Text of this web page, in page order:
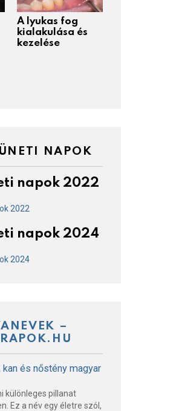
A lyukas fog
kialakulása és
kezelése
NAPOK
napok 2022
napok 2024
–
és nőstény magyar
különleges pillanat
Ez a név egy életre szól,